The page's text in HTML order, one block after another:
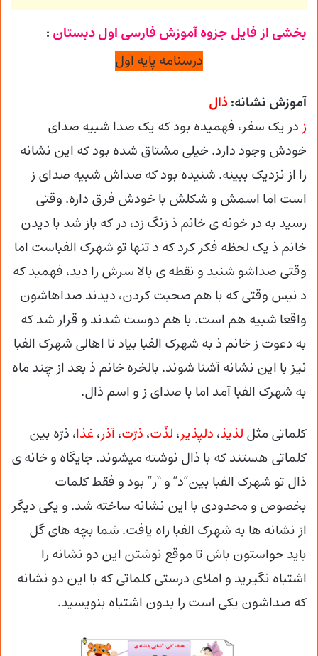
بخشی از فایل جزوه آموزش فارسی اول دبستان :
درسنامه پایه اول
آموزش نشانه:ذال
ز در یک سفر، فهمیده بود که یک صدا شبیه صدای
خودش وجود دارد. خیلی مشتاق شده بود که این نشانه
را از نزدیک ببینه. شنیده بود که صداش شبیه صدای ز
است اما اسمش و شکلش با خودش فرق داره. وقتی
رسید به در خونه ی خانم ذ زنگ زد، در که باز شد با دیدن
خانم ذ یک لحظه فکر کرد که د تنها تو شهرک الفباست اما
وقتی صداشو شنید و نقطه ی بالا سرش را دید، فهمید که
د نیس وقتی که با هم صحبت کردن، دیدند صداهاشون
واقعا شبیه هم است. با هم دوست شدند و قرار شد که
به دعوت ز خانم ذ به شهرک الفبا بیاد تا اهالی شهرک الفبا
نیز با این نشانه آشنا شوند. بالخره خانم ذ بعد از چند ماه
به شهرک الفبا آمد اما با صدای ز و اسم ذال.
کلماتی مثل لذیذ، دلپذیر، لذّت، ذرّت،آذر، غذا، ذرّه بین
کلماتی هستند که با ذال نوشته میشوند. جایگاه و خانه ی
ذال تو شهرک الفبا بین”د” و “ر” بود و فقط کلمات
بخصوص و محدودی با این نشانه ساخته شد. و یکی دیگر
از نشانه ها به شهرک الفبا راه یافت. شما بچه های گل
باید حواستون باش تا موقع نوشتن این دو نشانه را
اشتباه نگیرید و املای درستی کلماتی که با این دو نشانه
که صداشون یکی است را بدون اشتباه بنویسید.